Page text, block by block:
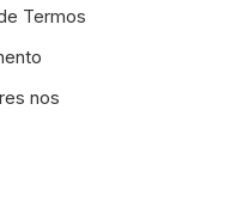
Termos
nos